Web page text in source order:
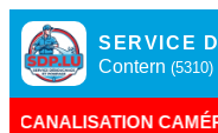
SERVICE
Contern (5310)
CAMÉRA •